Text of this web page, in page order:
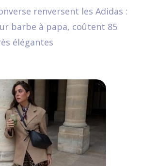
renversent les Adidas :
barbe à papa, coûtent 85
élégantes